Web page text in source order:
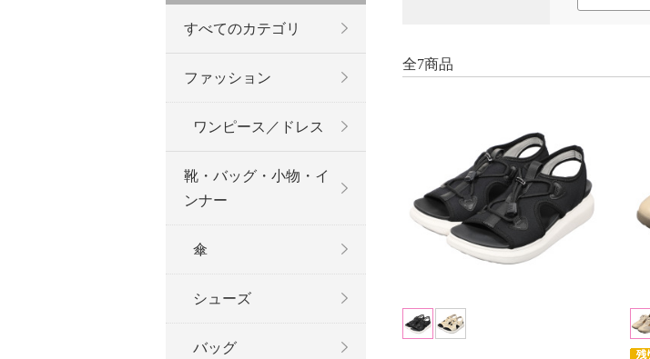
全7商品
すべてのカテゴリ
ファッション
ワンピース／ドレス
靴・バッグ・小物・イ
ンナー
傘
シューズ
バッグ